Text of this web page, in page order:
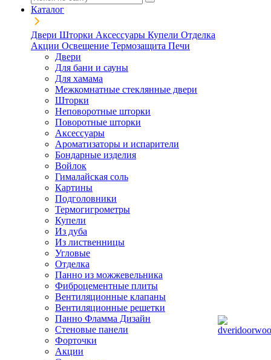
Каталог
Двери Шторки Аксессуары Купели Отделка
Акции Освещение Термозащита Печи
Двери
Для бани и сауны
Для хамама
Межкомнатные стеклянные двери
Шторки
Неповоротные шторки
Поворотные шторки
Аксессуары
Ароматизаторы и испарители
Бондарные изделия
Войлок
Гималайская соль
Картины
Подголовники
Термогигрометры
Купели
Из дуба
Из лиственницы
Угловые
Отделка
Панно из можжевельника
Фиброцементные плиты
Вентиляционные клапаны
Вентиляционные решетки
Панно Фламма Дизайн
Стеновые панели
Форточки
Акции